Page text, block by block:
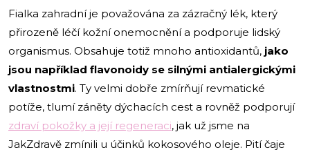
Fialka zahradní je považována za zázračný lék, který
přirozeně léčí kožní onemocnění a podporuje lidský
organismus. Obsahuje totiž mnoho antioxidantů, jako
jsou například flavonoidy se silnými antialergickými
vlastnostmi. Ty velmi dobře zmírňují revmatické
potíže, tlumí záněty dýchacích cest a rovněž podporují
zdraví pokožky a její regeneraci, jak už jsme na
JakZdravě zmínili u účinků kokosového oleje. Pití čaje